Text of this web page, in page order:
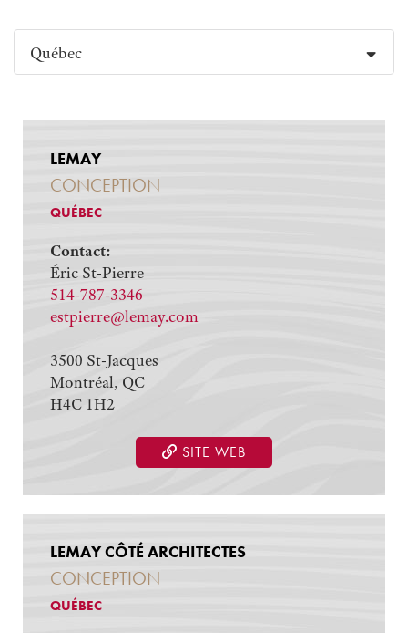
Québec
LEMAY
CONCEPTION
QUÉBEC
Contact:
Éric St-Pierre
514-787-3346
estpierre@lemay.com
3500 St-Jacques
Montréal, QC
H4C 1H2
SITE WEB
LEMAY CÔTÉ ARCHITECTES
CONCEPTION
QUÉBEC